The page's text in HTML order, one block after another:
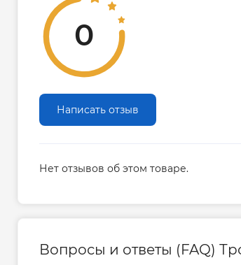
0
Написать отзыв
Нет отзывов об этом товаре.
Вопросы и ответы (FAQ)